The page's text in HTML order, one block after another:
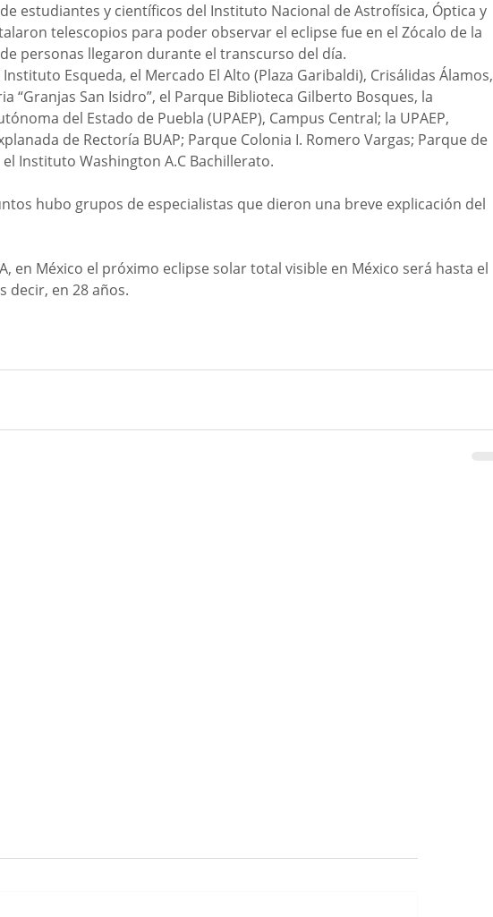
estudiantes y científicos del Instituto Nacional de Astrofísica, Óptica y
telescopios para poder observar el eclipse fue en el Zócalo de la
personas llegaron durante el transcurso del día.
Esqueda, el Mercado El Alto (Plaza Garibaldi), Crisálidas Álamos,
“Granjas San Isidro”, el Parque Biblioteca Gilberto Bosques, la
del Estado de Puebla (UPAEP), Campus Central; la UPAEP,
de Rectoría BUAP; Parque Colonia I. Romero Vargas; Parque de
el Instituto Washington A.C Bachillerato.
hubo grupos de especialistas que dieron una breve explicación del
en México el próximo eclipse solar total visible en México será hasta el
decir, en 28 años.